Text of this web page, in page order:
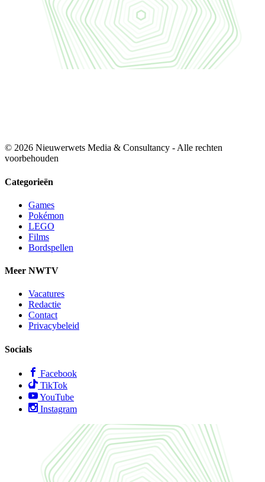
© 2026 Nieuwerwets Media & Consultancy - Alle rechten
voorbehouden
Categorieën
Games
Pokémon
LEGO
Films
Bordspellen
Meer NWTV
Vacatures
Redactie
Contact
Privacybeleid
Socials
Facebook
TikTok
YouTube
Instagram